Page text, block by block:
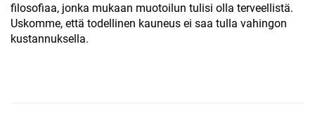
filosofiaa, jonka mukaan muotoilun tulisi olla terveellistä.
Uskomme, että todellinen kauneus ei saa tulla vahingon
kustannuksella.